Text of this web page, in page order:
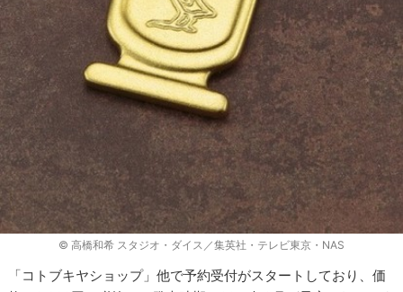
© 高橋和希 スタジオ・ダイス／集英社・テレビ東京・NAS
「コトブキヤショップ」他で予約受付がスタートしており、価